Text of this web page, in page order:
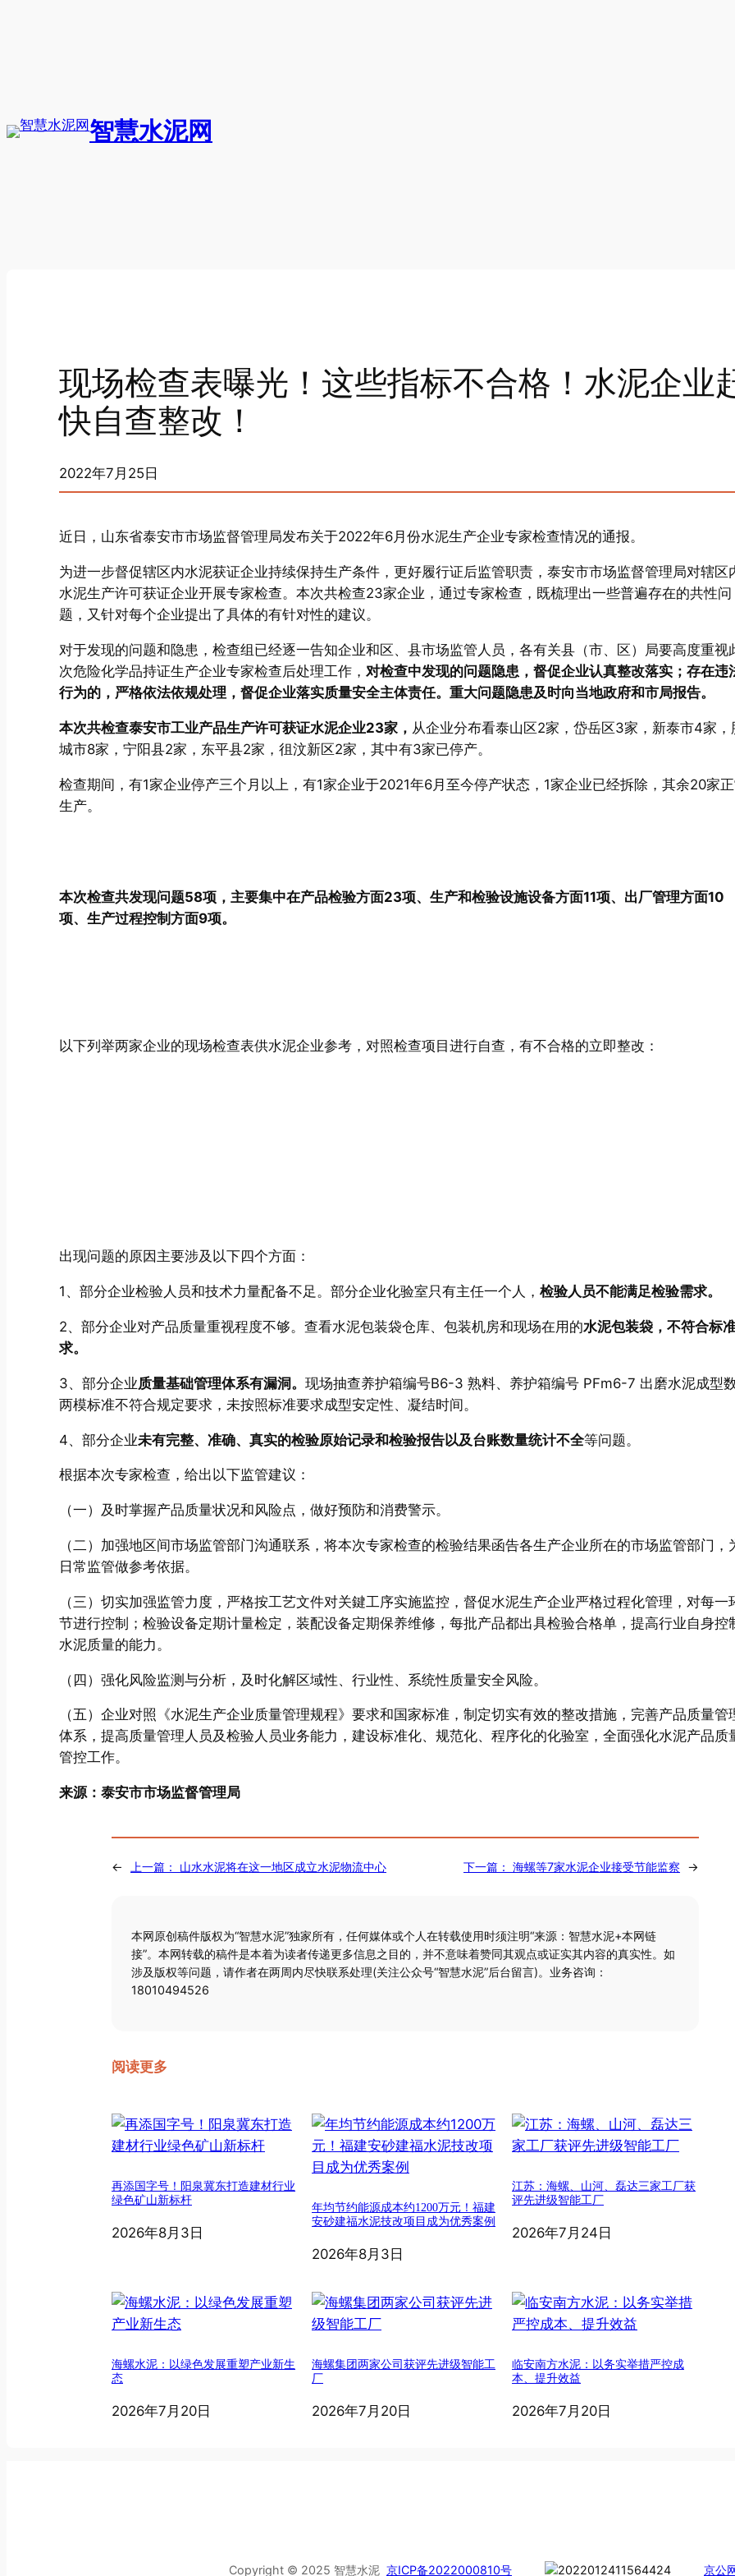
智慧水泥网
现场检查表曝光！这些指标不合格！水泥企业
快自查整改！
2022年7月25日
近日，山东省泰安市市场监督管理局发布关于2022年6月份水泥生产企业专家检查情况的通报。
为进一步督促辖区内水泥获证企业持续保持生产条件，更好履行证后监管职责，泰安市市场监督管理局对辖区
水泥生产许可获证企业开展专家检查。本次共检查23家企业，通过专家检查，既梳理出一些普遍存在的共性问
题，又针对每个企业提出了具体的有针对性的建议。
对于发现的问题和隐患，检查组已经逐一告知企业和区、县市场监管人员，各有关县（市、区）局要高度重视
次危险化学品持证生产企业专家检查后处理工作， 对检查中发现的问题隐患，督促企业认真整改落实；存在违
行为的，严格依法依规处理，督促企业落实质量安全主体责任。重大问题隐患及时向当地政府和市局报告。
本次共检查泰安市工业产品生产许可获证水泥企业23家， 从企业分布看泰山区2家，岱岳区3家，新泰市4家，
城市8家，宁阳县2家，东平县2家，徂汶新区2家，其中有3家已停产。
检查期间，有1家企业停产三个月以上，有1家企业于2021年6月至今停产状态，1家企业已经拆除，其余20家
生产。
本次检查共发现问题58项，主要集中在产品检验方面23项、生产和检验设施设备方面11项、出厂管理方面10
项、生产过程控制方面9项。
以下列举两家企业的现场检查表供水泥企业参考，对照检查项目进行自查，有不合格的立即整改：
出现问题的原因主要涉及以下四个方面：
1、部分企业检验人员和技术力量配备不足。部分企业化验室只有主任一个人， 检验人员不能满足检验需求。
2、部分企业对产品质量重视程度不够。查看水泥包装袋仓库、包装机房和现场在用的水泥包装袋，不符合标
求。
3、部分企业质量基础管理体系有漏洞。 现场抽查养护箱编号B6-3 熟料、养护箱编号 PFm6-7 出磨水泥成型
两模标准不符合规定要求，未按照标准要求成型安定性、凝结时间。
4、部分企业未有完整、准确、真实的检验原始记录和检验报告以及台账数量统计不全等问题。
根据本次专家检查，给出以下监管建议：
（一）及时掌握产品质量状况和风险点，做好预防和消费警示。
（二）加强地区间市场监管部门沟通联系，将本次专家检查的检验结果函告各生产企业所在的市场监管部门，
日常监管做参考依据。
（三）切实加强监管力度，严格按工艺文件对关鍵工序实施监控，督促水泥生产企业严格过程化管理，对每一
节进行控制；检验设备定期计量检定，装配设备定期保养维修，每批产品都出具检验合格单，提高行业自身控
水泥质量的能力。
（四）强化风险监测与分析，及时化解区域性、行业性、系统性质量安全风险。
（五）企业对照《水泥生产企业质量管理规程》要求和国家标准，制定切实有效的整改措施，完善产品质量管
体系，提高质量管理人员及检验人员业务能力，建设标准化、规范化、程序化的化验室，全面强化水泥产品质
管控工作。
来源：泰安市市场监督管理局
← 上一篇： 山水水泥将在这一地区成立水泥物流中心 下一篇： 海螺等7家水泥企业接受节能监察 →
本网原创稿件版权为“智慧水泥”独家所有，任何媒体或个人在转载使用时须注明“来源：智慧水泥+本网链
接”。本网转载的稿件是本着为读者传递更多信息之目的，并不意味着赞同其观点或证实其内容的真实性。如
涉及版权等问题，请作者在两周内尽快联系处理(关注公众号“智慧水泥”后台留言)。业务咨询：
18010494526
阅读更多
再添国字号！阳泉冀东打造建材行业
绿色矿山新标杆
2026年8月3日
年均节约能源成本约1200万元！福建
安砂建福水泥技改项目成为优秀案例
2026年8月3日
江苏：海螺、山河、磊达三家工厂获
评先进级智能工厂
2026年7月24日
海螺水泥：以绿色发展重塑产业新生
态
2026年7月20日
海螺集团两家公司获评先进级智能工
厂
2026年7月20日
临安南方水泥：以务实举措严控成
本、提升效益
2026年7月20日
Copyright © 2025 智慧水泥 京ICP备2022000810号 京公